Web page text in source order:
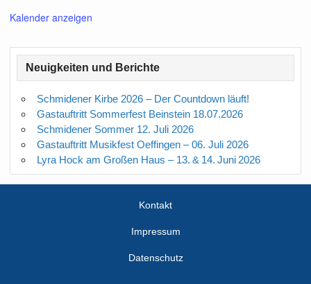
Kalender anzeigen
Neuigkeiten und Berichte
Schmidener Kirbe 2026 – Der Countdown läuft!
Gastauftritt Sommerfest Beinstein 18.07.2026
Schmidener Sommer 12. Juli 2026
Gastauftritt Musikfest Oeffingen – 06. Juli 2026
Lyra Hock am Großen Haus – 13. & 14. Juni 2026
Kontakt
Impressum
Datenschutz